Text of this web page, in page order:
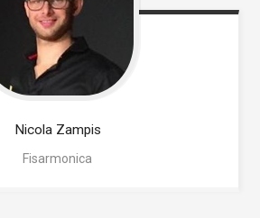
Nicola Zampis
Fisarmonica